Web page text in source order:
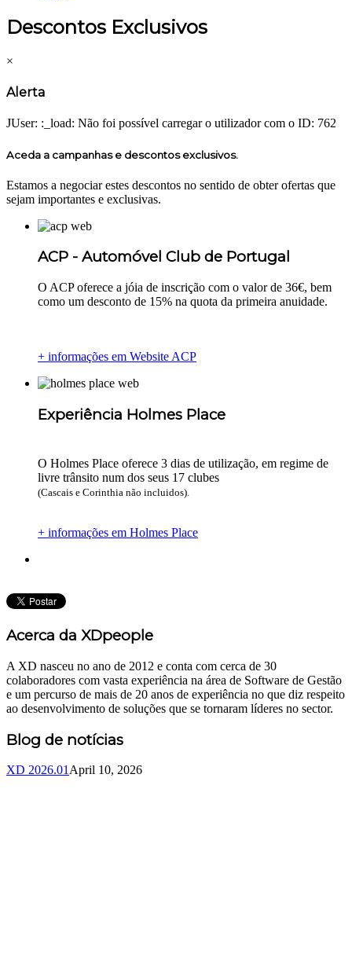
Descontos Exclusivos
×
Alerta
JUser: :_load: Não foi possível carregar o utilizador com o ID: 762
Aceda a campanhas e descontos exclusivos.
Estamos a negociar estes descontos no sentido de obter ofertas que
sejam importantes e exclusivas.
ACP - Automóvel Club de Portugal
O ACP oferece a jóia de inscrição com o valor de 36€, bem
como um desconto de 15% na quota da primeira anuidade.
+ informações em Website ACP
Experiência Holmes Place
O Holmes Place oferece 3 dias de utilização, em regime de
livre trânsito num dos seus 17 clubes
(Cascais e Corinthia não incluidos).
+ informações em Holmes Place
Acerca da XDpeople
A XD nasceu no ano de 2012 e conta com cerca de 30
colaboradores com vasta experiência na área de Software de Gestão
e um percurso de mais de 20 anos de experiência no que diz respeito
ao desenvolvimento de soluções que se tornaram líderes no sector.
Blog de notícias
XD 2026.01April 10, 2026